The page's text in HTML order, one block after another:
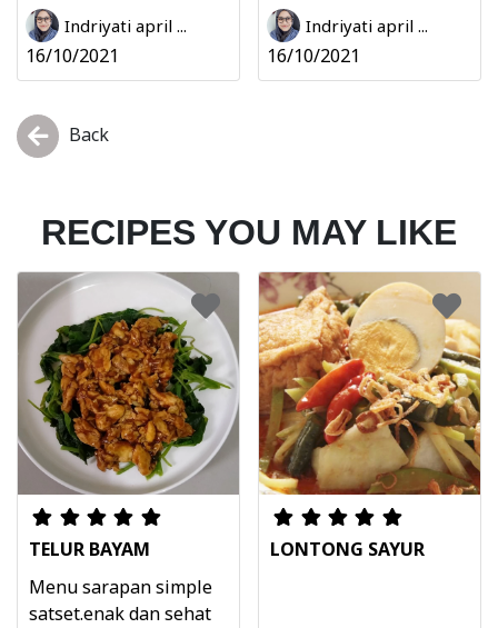
Indriyati april ...
16/10/2021
Indriyati april ...
16/10/2021
Back
RECIPES YOU MAY LIKE
TELUR BAYAM
Menu sarapan simple
satset.enak dan sehat
LONTONG SAYUR